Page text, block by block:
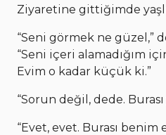
Ziyaretine gittiğimde
“Seni görmek ne güzel,”
“Seni içeri alamadığım
Evim o kadar küçük ki.”
“Sorun değil, dede.
“Evet, evet. Burası benim